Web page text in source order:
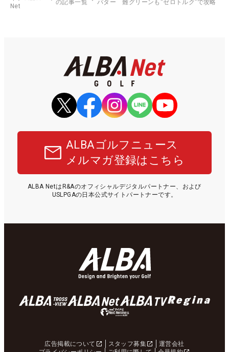
Net
の記事一覧
パター 難グリーンも“ゼロトルク”で攻略
ALBAゴルフニュース
メルマガ登録はこちら
ALBA NetはR&Aのオフィシャルデジタルパートナー、および
USLPGAの日本公式サイトパートナーです。
広告掲載について スタッフ募集
運営会社